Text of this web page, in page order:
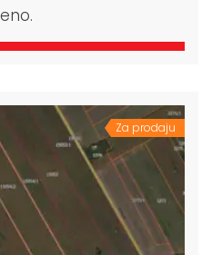
Za prodaju